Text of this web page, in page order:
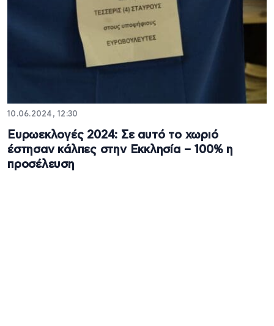
10.06.2024, 12:30
Ευρωεκλογές 2024: Σε αυτό το χωριό
έστησαν κάλπες στην Εκκλησία – 100% η
προσέλευση